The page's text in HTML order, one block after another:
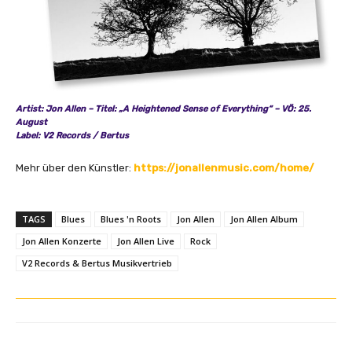
Artist: Jon Allen – Titel: „A Heightened Sense of Everything“ – VÖ: 25.
August
Label: V2 Records / Bertus
Mehr über den Künstler: https://jonallenmusic.com/home/
TAGS Blues Blues 'n Roots Jon Allen
Jon Allen Album
Jon Allen Konzerte
Jon Allen Live
Rock
V2 Records & Bertus Musikvertrieb